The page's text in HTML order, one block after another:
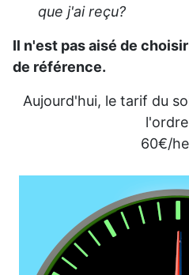
que j'ai reçu?
Il n'est pas aisé de
de référence.
Aujourd'hui, le tarif du
60€/